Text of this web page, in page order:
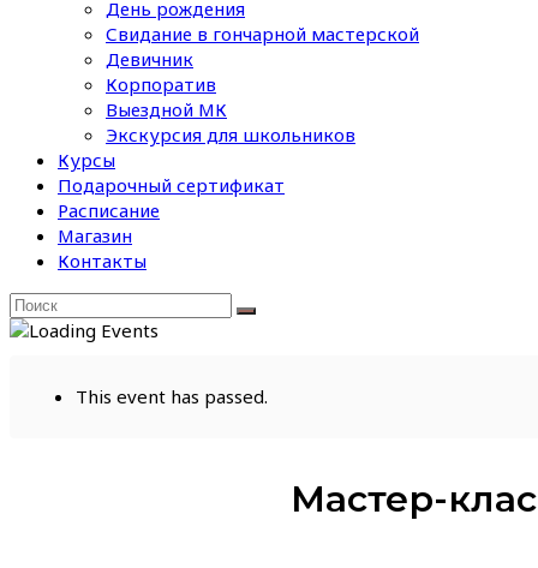
День рождения
Свидание в гончарной мастерской
Девичник
Корпоратив
Выездной МК
Экскурсия для школьников
Курсы
Подарочный сертификат
Расписание
Магазин
Контакты
This event has passed.
Мастер-